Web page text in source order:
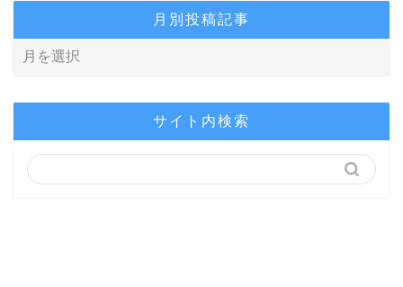
月別投稿記事
サイト内検索